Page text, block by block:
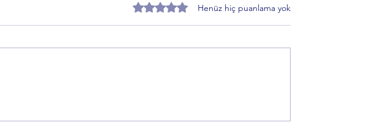
5 üzerinden 0 yıldızHenüz hiç puanlama yok